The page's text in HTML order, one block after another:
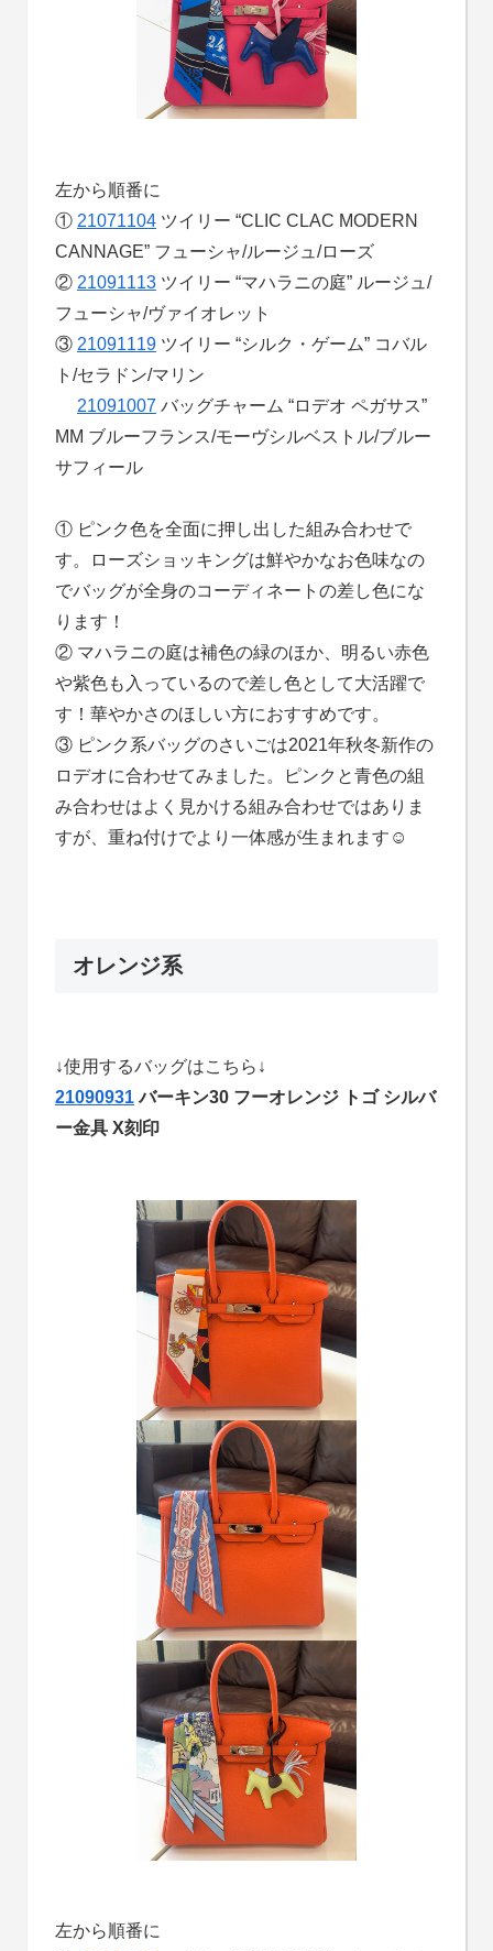
左から順番に
① 21071104ツイリー “CLIC CLAC MODERN
CANNAGE” フューシャ/ルージュ/ローズ
② 21091113ツイリー “マハラニの庭” ルージュ/
フューシャ/ヴァイオレット
③ 21091119ツイリー “シルク・ゲーム” コバル
ト/セラドン/マリン
21091007 バッグチャーム “ロデオ ペガサス”
MM ブルーフランス/モーヴシルベストル/ブルー
サフィール
① ピンク色を全面に押し出した組み合わせで
す。ローズショッキングは鮮やかなお色味なの
でバッグが全身のコーディネートの差し色にな
ります！
② マハラニの庭は補色の緑のほか、明るい赤色
や紫色も入っているので差し色として大活躍で
す！華やかさのほしい方におすすめです。
③ ピンク系バッグのさいごは2021年秋冬新作の
ロデオに合わせてみました。ピンクと青色の組
み合わせはよく見かける組み合わせではありま
すが、重ね付けでより一体感が生まれます☺
オレンジ系
↓使用するバッグはこちら↓
21090931 バーキン30 フーオレンジ トゴ シルバ
ー金具 X刻印
左から順番に